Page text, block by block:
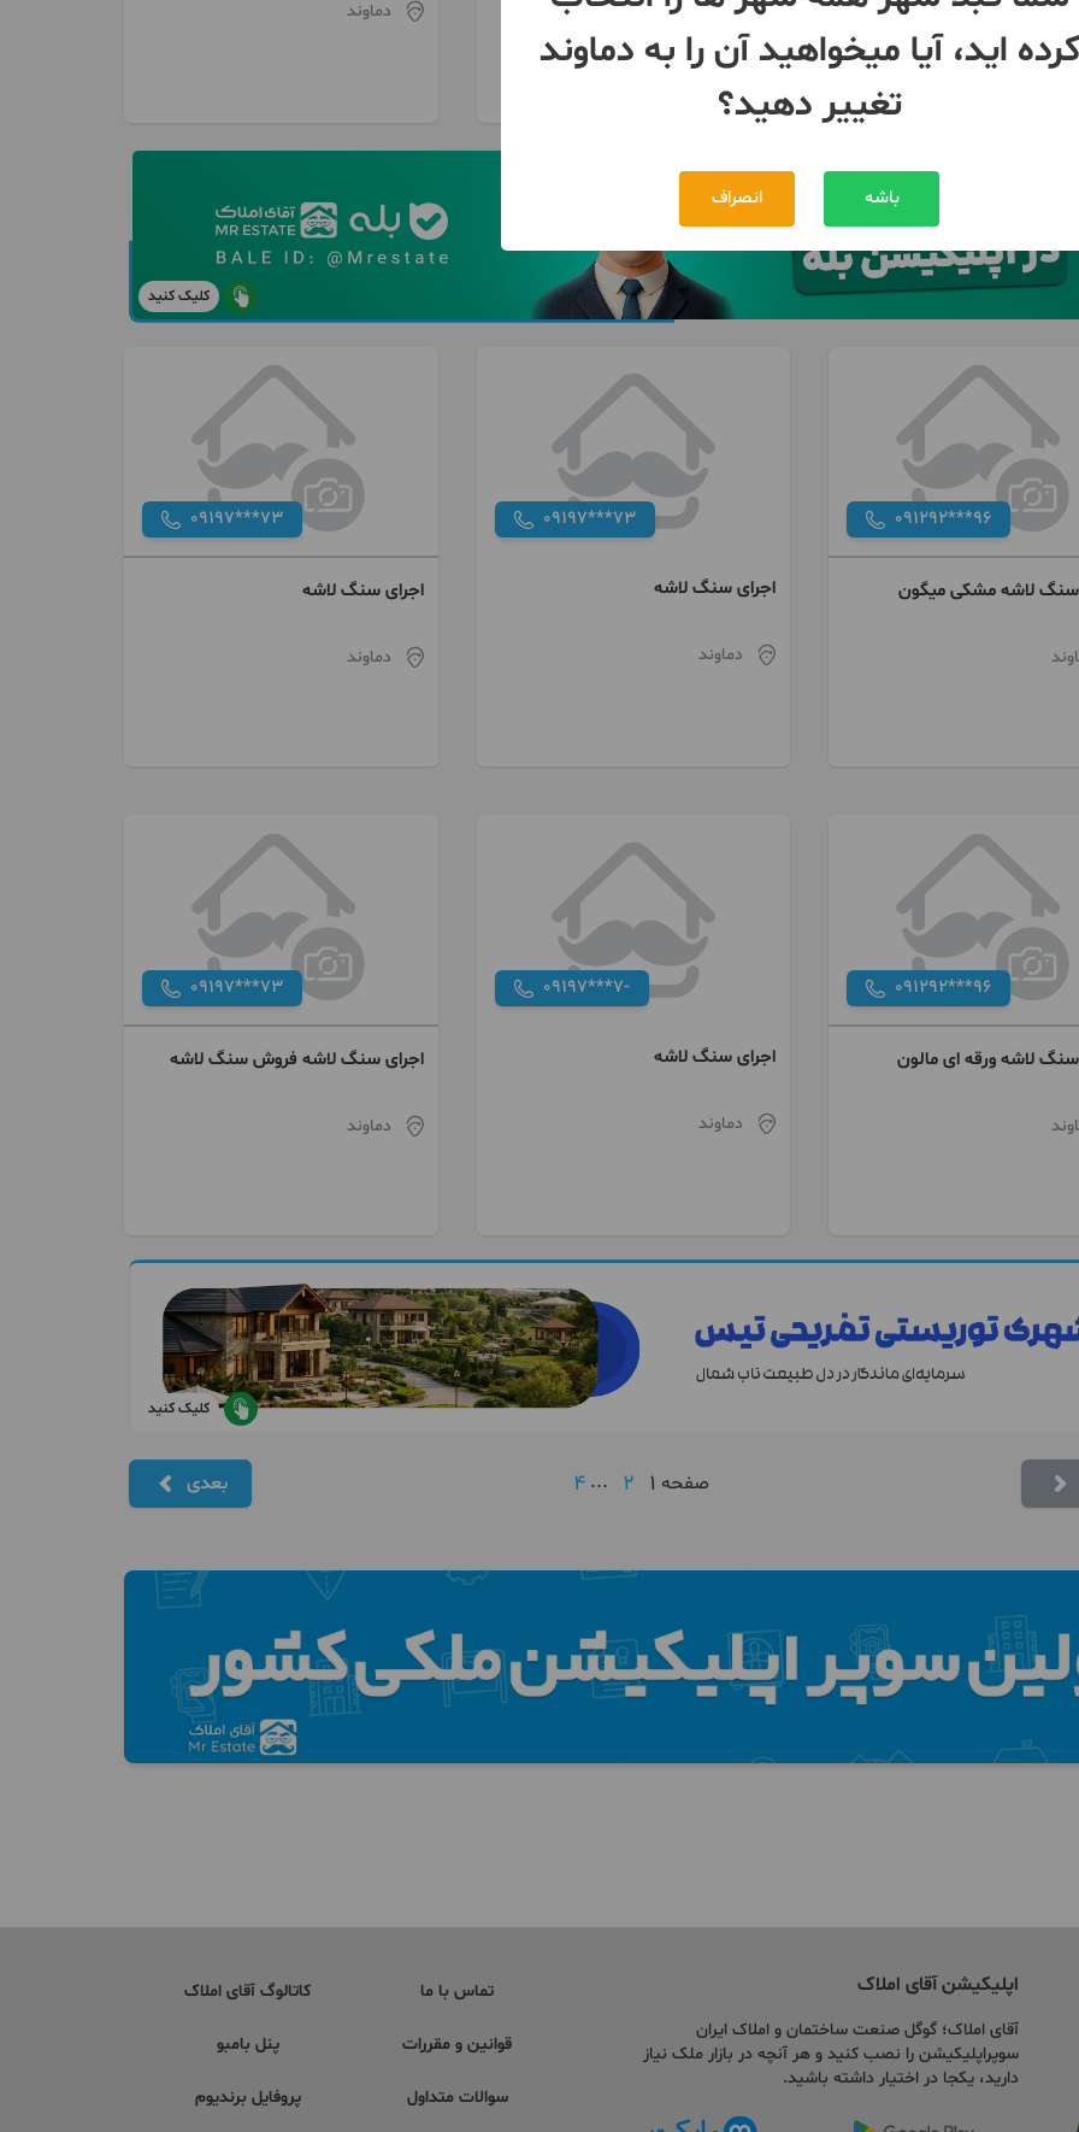
دماوند دماوند
کلیک کنید
091292***96
لاشه مشکی میگون
09197***73
اجرای سنگ لاشه
دماوند
09197***73
اجرای سنگ لاشه
دماوند
091292***96
لاشه ورقه ای مالون
09197***7-
اجرای سنگ لاشه
دماوند
09197***73
اجرای سنگ لاشه فروش سنگ لاشه
دماوند
کلیک کنید
صفحه 1
2
...
4 بعدی
اپلیکیشن آقای املاک
آقای املاک؛ گوگل صنعت ساختمان و املاک ایران
سوپراپلیکیشن را نصب کنید و هر آنچه در بازار ملک نیاز
دارید، یکجا در اختیار داشته باشید.
تماس با ما
قوانین و مقررات
سوالات متداول
کاتالوگ آقای املاک
پنل بامبو
پروفایل برندیوم
کرده اید، آیا میخواهید آن را به دماوند
تغییر دهید؟
باشه انصراف